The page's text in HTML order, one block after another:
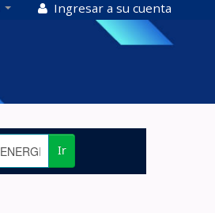
Ingresar a su cuenta
Ir